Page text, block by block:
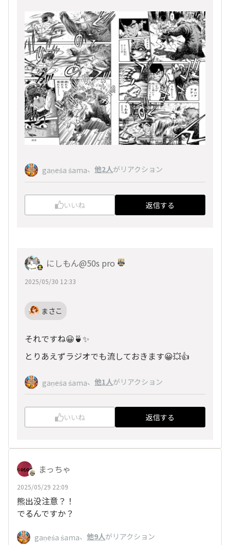
gaṇeśa śama、 他2人がリアクション
いいね 返信する
にしもん@50s pro
2025/05/30 12:33
まさこ
それですね😀🍵✨
とりあえずラジオでも流しておきます😀💥👍
gaṇeśa śama、 他1人がリアクション
いいね 返信する
まっちゃ
2025/05/29 22:09
熊出没注意？！
でるんですか？
gaṇeśa śama、 他9人がリアクション